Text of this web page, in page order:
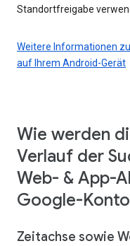
Standortfreigabe
Weitere Informationen
auf Ihrem Android-Gerät
Wie werden
Verlauf der
Web- & App-
Google-
Zeitachse sowie